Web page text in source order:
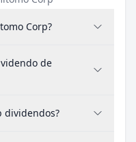
Corp?
de
dividendos?